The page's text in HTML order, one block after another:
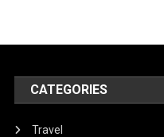
CATEGORIES
Travel